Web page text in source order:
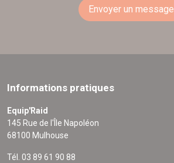
Envoyer un message
Informations pratiques
Equip'Raid
145 Rue de l'Île Napoléon
68100 Mulhouse
Tél. 03 89 61 90 88